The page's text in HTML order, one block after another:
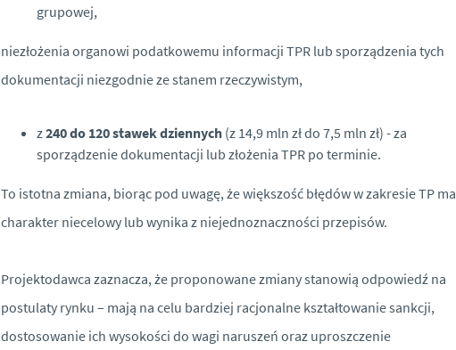
grupowej,
niezłożenia organowi podatkowemu informacji TPR lub sporządzenia tych
dokumentacji niezgodnie ze stanem rzeczywistym,
z240 do 120 stawek dziennych (z 14,9 mln zł do 7,5 mln zł) - za
sporządzenie dokumentacji lub złożenia TPR po terminie.
To istotna zmiana, biorąc pod uwagę, że większość błędów w zakresie TP ma
charakter niecelowy lub wynika z niejednoznaczności przepisów.
Projektodawca zaznacza, że proponowane zmiany stanowią odpowiedź na
postulaty rynku – mają na celu bardziej racjonalne kształtowanie sankcji,
dostosowanie ich wysokości do wagi naruszeń oraz uproszczenie